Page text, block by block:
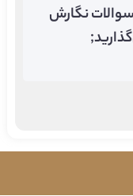
نگارش